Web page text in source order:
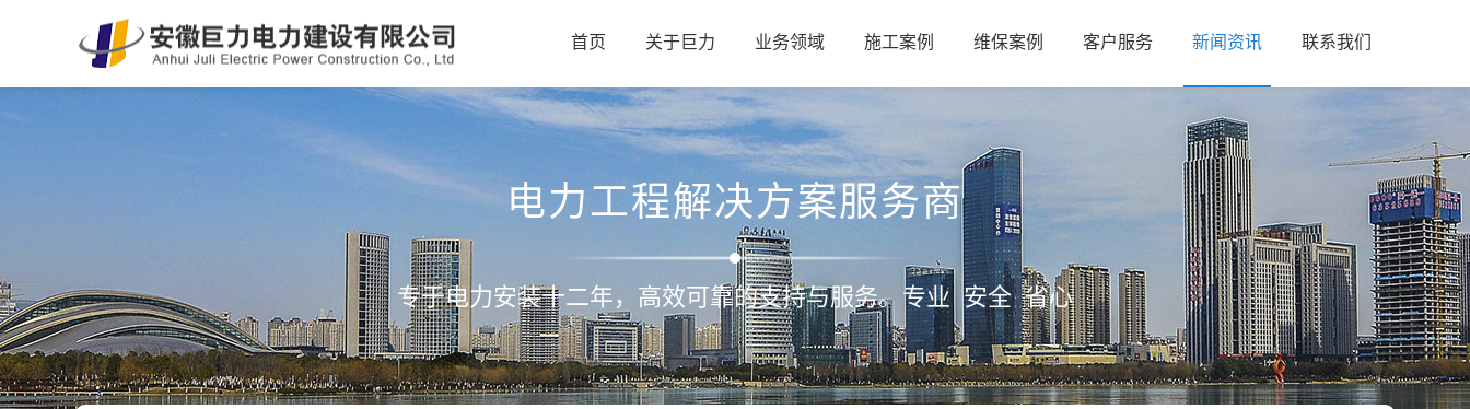
首页 关于巨力 业务领域 施工案例 维保案例 客户服务 新闻资讯 联系我们
电力工程解决方案服务商
专于电力安装十二年，高效可靠的支持与服务。专业 安全 省心